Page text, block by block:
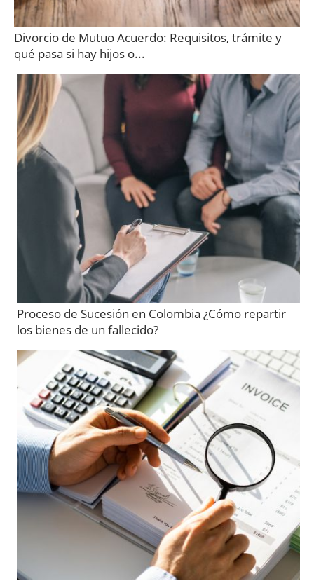
Divorcio de Mutuo Acuerdo: Requisitos, trámite y
qué pasa si hay hijos o...
Proceso de Sucesión en Colombia ¿Cómo repartir
los bienes de un fallecido?